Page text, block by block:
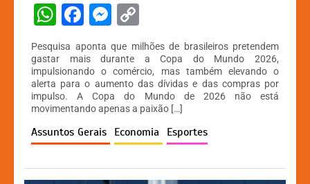
W
h
at
s
A
p
p
F
c
e
b
o
o
k
M
s
s
e
n
g
er
o
p
y
Li
n
k
Pesquisa aponta que milhões de brasileiros pretendem
gastar mais durante a Copa do Mundo 2026,
impulsionando o comércio, mas também elevando o
alerta para o aumento das dívidas e das compras por
impulso. A Copa do Mundo de 2026 não está
movimentando apenas a paixão […]
Assuntos Gerais Economia Esportes